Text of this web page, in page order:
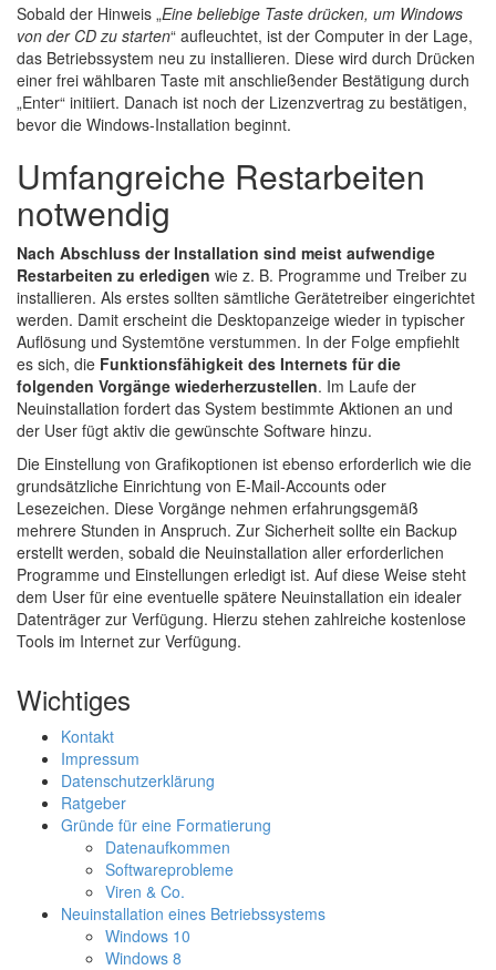
Sobald der Hinweis „Eine beliebige Taste drücken, um Windows
von der CD zu starten“ aufleuchtet, ist der Computer in der Lage,
das Betriebssystem neu zu installieren. Diese wird durch Drücken
einer frei wählbaren Taste mit anschließender Bestätigung durch
„Enter“ initiiert. Danach ist noch der Lizenzvertrag zu bestätigen,
bevor die Windows-Installation beginnt.
Umfangreiche Restarbeiten
notwendig
Nach Abschluss der Installation sind meist aufwendige
Restarbeiten zu erledigen wie z. B. Programme und Treiber zu
installieren. Als erstes sollten sämtliche Gerätetreiber eingerichtet
werden. Damit erscheint die Desktopanzeige wieder in typischer
Auflösung und Systemtöne verstummen. In der Folge empfiehlt
es sich, die Funktionsfähigkeit des Internets für die
folgenden Vorgänge wiederherzustellen. Im Laufe der
Neuinstallation fordert das System bestimmte Aktionen an und
der User fügt aktiv die gewünschte Software hinzu.
Die Einstellung von Grafikoptionen ist ebenso erforderlich wie die
grundsätzliche Einrichtung von E-Mail-Accounts oder
Lesezeichen. Diese Vorgänge nehmen erfahrungsgemäß
mehrere Stunden in Anspruch. Zur Sicherheit sollte ein Backup
erstellt werden, sobald die Neuinstallation aller erforderlichen
Programme und Einstellungen erledigt ist. Auf diese Weise steht
dem User für eine eventuelle spätere Neuinstallation ein idealer
Datenträger zur Verfügung. Hierzu stehen zahlreiche kostenlose
Tools im Internet zur Verfügung.
Wichtiges
Kontakt
Impressum
Datenschutzerklärung
Ratgeber
Gründe für eine Formatierung
Datenaufkommen
Softwareprobleme
Viren & Co.
Neuinstallation eines Betriebssystems
Windows 10
Windows 8